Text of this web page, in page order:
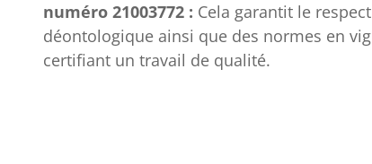
numéro 21003772 : Cela garantit le
déontologique ainsi que des normes en
certifiant un travail de qualité.